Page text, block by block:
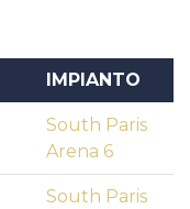
IMPIANTO
South Paris
Arena 6
South Paris